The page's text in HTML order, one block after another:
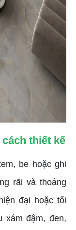
thiết kế
be hoặc ghi
rãi và thoáng
đại hoặc tối
xám đậm, đen,